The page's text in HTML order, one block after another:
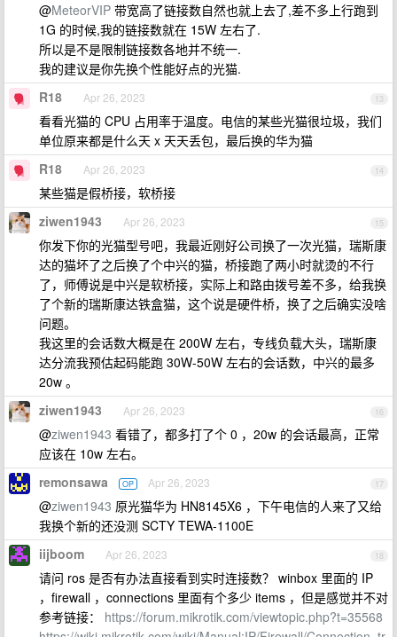
@MeteorVIP 带宽高了链接数自然也就上去了,差不多上行跑到
1G 的时候,我的链接数就在 15W 左右了.
所以是不是限制链接数各地并不统一.
我的建议是你先换个性能好点的光猫.
13
R18 Apr 26, 2023
看看光猫的 CPU 占用率于温度。电信的某些光猫很垃圾，我们
单位原来都是什么天 x 天天丢包，最后换的华为猫
14
R18 Apr 26, 2023
某些猫是假桥接，软桥接
15
ziwen1943 Apr 26, 2023
你发下你的光猫型号吧，我最近刚好公司换了一次光猫，瑞斯康
达的猫坏了之后换了个中兴的猫，桥接跑了两小时就烫的不行
了，师傅说是中兴是软桥接，实际上和路由拨号差不多，给我换
了个新的瑞斯康达铁盒猫，这个说是硬件桥，换了之后确实没啥
问题。
我这里的会话数大概是在 200W 左右，专线负载大头，瑞斯康
达分流我预估起码能跑 30W-50W 左右的会话数，中兴的最多
20w 。
16
ziwen1943 Apr 26, 2023
@ziwen1943 看错了，都多打了个 0 ，20w 的会话最高，正常
应该在 10w 左右。
17
remonsawa OP Apr 26, 2023
@ziwen1943 原光猫华为 HN8145X6 ，下午电信的人来了又给
我换个新的还没测 SCTY TEWA-1100E
18
iijboom Apr 26, 2023
请问 ros 是否有办法直接看到实时连接数？ winbox 里面的 IP
，firewall ，connections 里面有个多少 items ，但是感觉并不对
参考链接： https://forum.mikrotik.com/viewtopic.php?t=35568